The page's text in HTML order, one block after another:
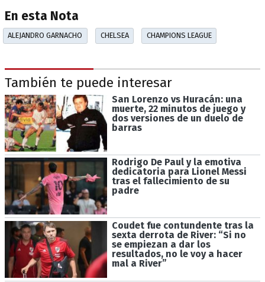
En esta Nota
ALEJANDRO GARNACHO CHELSEA CHAMPIONS LEAGUE
También te puede interesar
San Lorenzo vs Huracán: una
muerte, 22 minutos de juego y
dos versiones de un duelo de
barras
Rodrigo De Paul y la emotiva
dedicatoria para Lionel Messi
tras el fallecimiento de su
padre
Coudet fue contundente tras la
sexta derrota de River: “Si no
se empiezan a dar los
resultados, no le voy a hacer
mal a River”